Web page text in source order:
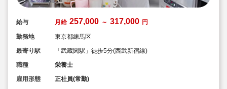
給与 月給 257,000 ～ 317,000 円
勤務地
東京都練馬区
最寄り駅
「武蔵関駅」徒歩5分(西武新宿線)
職種
栄養士
雇用形態
正社員(常勤)